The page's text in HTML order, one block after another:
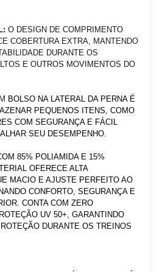
O DESIGN DE COMPRIMENTO
COBERTURA EXTRA, MANTENDO
DURANTE OS
E OUTROS MOVIMENTOS DO
BOLSO NA LATERAL DA PERNA É
PEQUENOS ITENS, COMO
COM SEGURANÇA E FÁCIL
SEU DESEMPENHO.
85% POLIAMIDA E 15%
OFERECE ALTA
MACIO E AJUSTE PERFEITO AO
CONFORTO, SEGURANÇA E
CONTA COM ZERO
UV 50+, GARANTINDO
DURANTE OS TREINOS